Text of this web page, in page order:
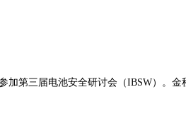
第三届电池安全研讨会（IBSW）。金